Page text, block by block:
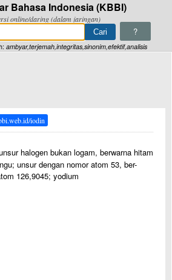
Bahasa Indonesia (KBBI)
online/daring (dalam jaringan)
?
ambyar,terjemah,integritas,sinonim,efektif,analisis
iodin
halogen bukan logam, berwarna hitam
unsur dengan nomor atom 53, ber-
126,9045; yodium